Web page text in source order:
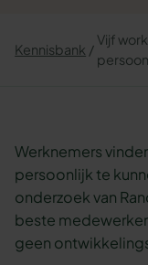
Kennisbank
Vijf
Werknemers
persoonlijk te
onderzoek van
beste
geen